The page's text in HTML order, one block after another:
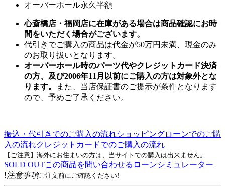
オーバーホール永久半額
心斎橋店・福岡店に在庫がある場合は商品確認にお時
間をいただく場合がございます。
代引きでご購入の商品は代金が50万円未満、現金のみ
のお取り扱いとなります。
オーバーホール時のパーツ代やクレジットカード決済
の方、及び2006年11月以前にご購入の方は対象外とな
ります。
また、当店保証書のご提示が条件となります
ので、予めご了承ください。
振込・代引きでのご購入の流れショッピングローンでのご購
入の流れクレジットカードでのご購入の流れ
【ご注意】海外にお住まいの方は、当サイトでの購入は出来ません。
SOLD OUTこの商品を問い合わせる ローンシミュレーター
!注意事項ご注文前にご確認ください!